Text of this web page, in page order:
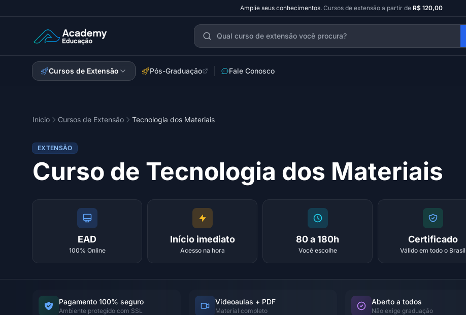
Amplie seus conhecimentos. Cursos de extensão a partir de R$ 120,00
Academy Extensão
Cursos de Extensão Pós-Graduação Fale Conosco
Início Cursos de Extensão Tecnologia dos Materiais
EXTENSÃO
Curso de Tecnologia dos Materiais
EAD
100% Online
Início imediato
Acesso na hora
80 a 180h
Você escolhe
Certificado
Válido em todo o Brasil
Pagamento 100% seguro
Ambiente protegido com SSL
Videoaulas + PDF
Material completo
Aberto a todos
Não exige graduação